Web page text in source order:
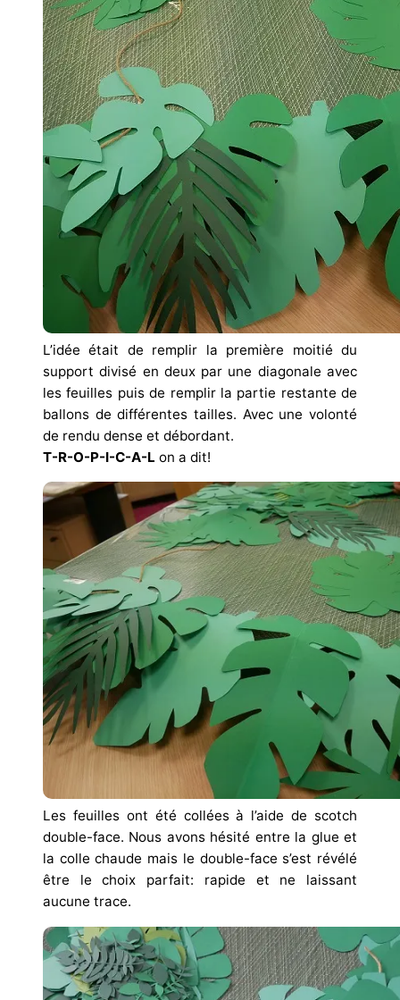
L’idée était de remplir la première moitié du
support divisé en deux par une diagonale avec
les feuilles puis de remplir la partie restante de
ballons de différentes tailles. Avec une volonté
de rendu dense et débordant.
T-R-O-P-I-C-A-L on a dit!
Les feuilles ont été collées à l’aide de scotch
double-face. Nous avons hésité entre la glue et
la colle chaude mais le double-face s’est révélé
être le choix parfait: rapide et ne laissant
aucune trace.